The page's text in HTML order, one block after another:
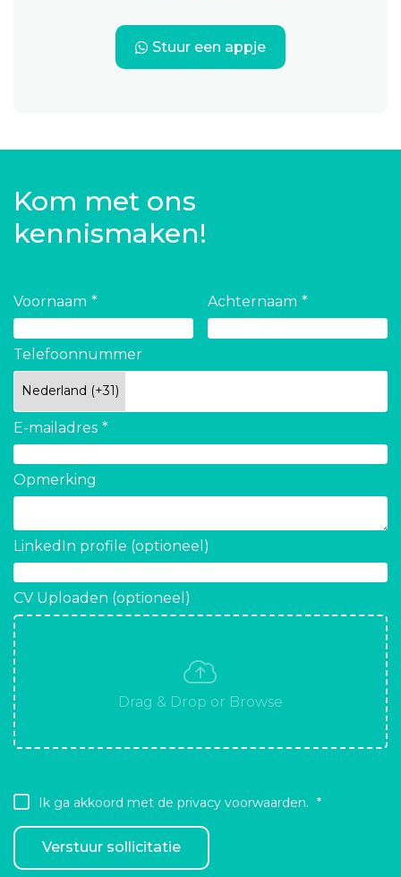
Stuur een appje
Kom met ons
kennismaken!
Voornaam Achternaam
Telefoonnummer
E-mailadres
Opmerking
LinkedIn profile (optioneel)
CV Uploaden (optioneel)
Ik ga akkoord met de privacy voorwaarden.
Verstuur sollicitatie